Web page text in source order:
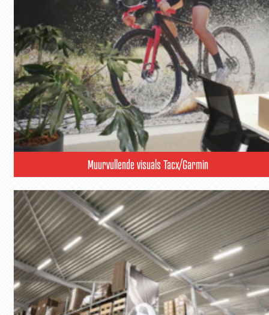
Muurvullende visuals Tacx/Garmin